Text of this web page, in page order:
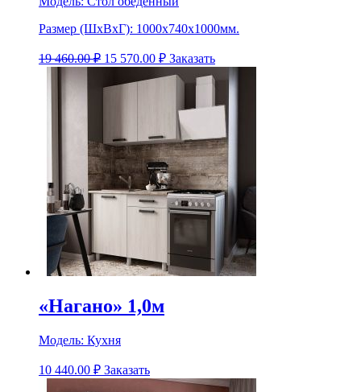
Размер (ШхВхГ): 1000х740х1000мм.
19 460.00₽ 15 570.00 ₽ Заказать
«Нагано» 1,0м
Модель: Кухня
10 440.00 ₽ Заказать